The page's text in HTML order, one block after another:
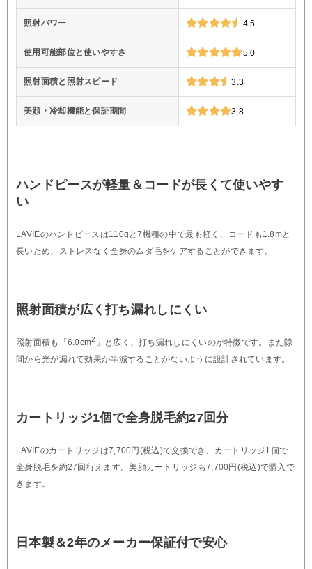
照射パワー 4.5
使用可能部位と使いやすさ 5.0
照射面積と照射スピード 3.3
美顔・冷却機能と保証期間 3.8
ハンドピースが軽量＆コードが長くて使いやす
い
LAVIEのハンドピースは110gと7機種の中で最も軽く、コードも1.8mと
長いため、ストレスなく全身のムダ毛をケアすることができます。
照射面積が広く打ち漏れしにくい
照射面積も「6.0cm2 」と広く、打ち漏れしにくいのが特徴です。また隙
間から光が漏れて効果が半減することがないように設計されています。
カートリッジ1個で全身脱毛約27回分
LAVIEのカートリッジは7,700円(税込)で交換でき、カートリッジ1個で
全身脱毛を約27回行えます。美顔カートリッジも7,700円(税込)で購入で
きます。
日本製＆2年のメーカー保証付で安心